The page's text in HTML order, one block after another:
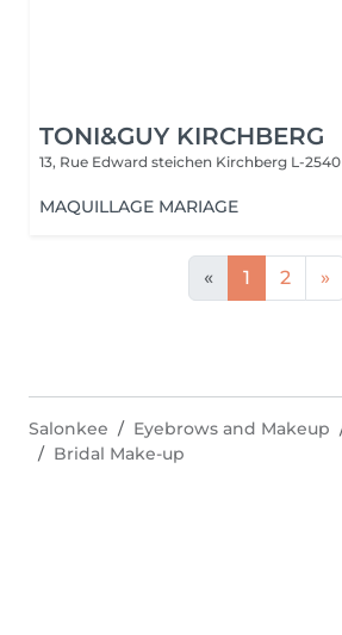
TONI&GUY KIRCHBERG
13, Rue Edward steichen Kirchberg L-2540
MAQUILLAGE MARIAGE
« 1 2 »
Salonkee Eyebrows and Makeup
Bridal Make-up